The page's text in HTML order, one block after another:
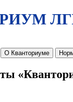
О Кванториуме